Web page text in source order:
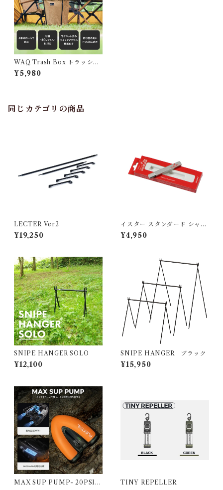
WAQ Trash Box トラッシュ
ボックス
¥5,980
同じカテゴリの商品
LECTER Ver2
¥19,250
イスター スタンダード シャー
プナー
¥4,950
SNIPE HANGER SOLO
¥12,100
SNIPE HANGER ブラック
¥15,950
MAX SUP PUMP- 20PSI S
TINY REPELLER